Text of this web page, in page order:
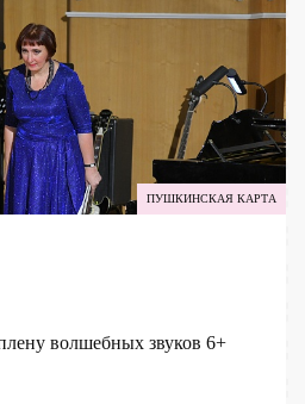
ПУШКИНСКАЯ КАРТА
волшебных звуков 6+